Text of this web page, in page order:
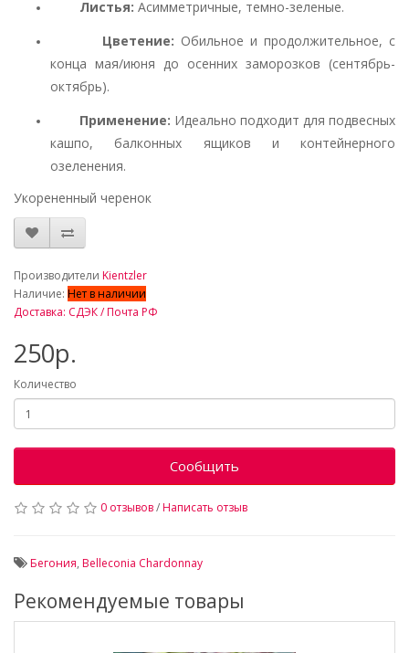
Листья: Асимметричные, темно-зеленые.
Цветение: Обильное и продолжительное, с
конца мая/июня до осенних заморозков (сентябрь-
октябрь).
Применение: Идеально подходит для подвесных
кашпо, балконных ящиков и контейнерного
озеленения.
Укорененный черенок
Производители Kientzler
Наличие: Нет в наличии
Доставка: СДЭК / Почта РФ
250р.
Количество
Сообщить
0 отзывов/Написать отзыв
Бегония, Belleconia Chardonnay
Рекомендуемые товары